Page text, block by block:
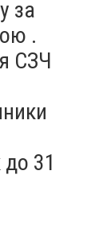
за
.
СЗЧ
до 31